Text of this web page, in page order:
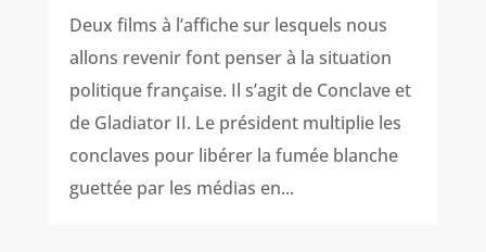
Deux films à l’affiche sur lesquels nous
allons revenir font penser à la situation
politique française. Il s’agit de Conclave et
de Gladiator II. Le président multiplie les
conclaves pour libérer la fumée blanche
guettée par les médias en...